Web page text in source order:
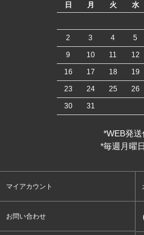
日
月 火 水
2
3 4 5
9
10 11 12
16
17 18 19
23
24 25 26
30
31
*WEB発送
*毎週月曜
マイアカウント
お問い合わせ